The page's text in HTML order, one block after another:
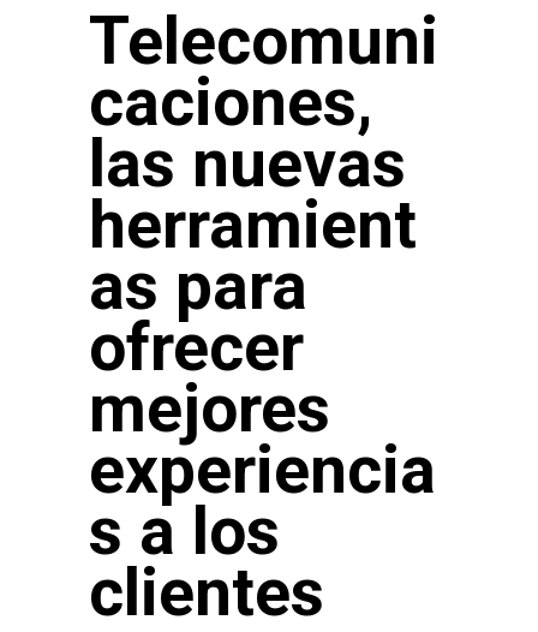
Telecomuni
caciones,
las nuevas
herramient
as para
ofrecer
mejores
experiencia
s a los
clientes